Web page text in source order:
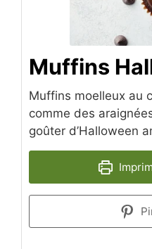
Muffins
Muffins moelleux au
comme des
goûter d’Halloween